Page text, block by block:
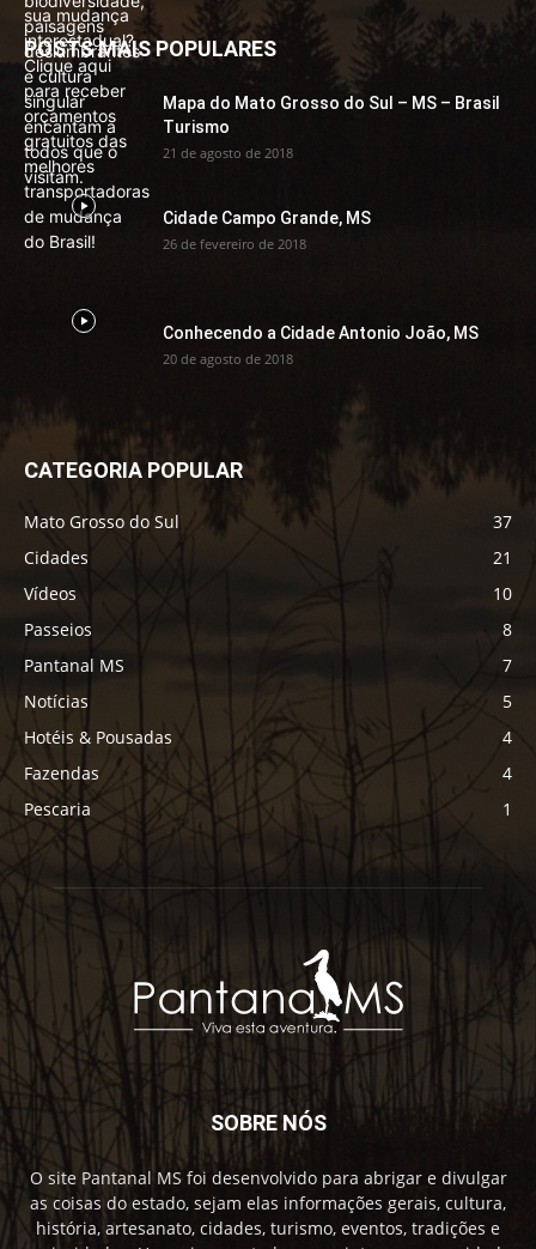
POSTS MAIS POPULARES
Mapa do Mato Grosso do Sul – MS – Brasil
Turismo
21 de agosto de 2018
Cidade Campo Grande, MS
26 de fevereiro de 2018
Conhecendo a Cidade Antonio João, MS
20 de agosto de 2018
CATEGORIA POPULAR
Mato Grosso do Sul
37
Cidades
21
Vídeos
10
Passeios
8
Pantanal MS
7
Notícias
5
Hotéis & Pousadas
4
Fazendas
4
Pescaria
1
SOBRE NÓS
O site Pantanal MS foi desenvolvido para abrigar e divulgar
as coisas do estado, sejam elas informações gerais, cultura,
história, artesanato, cidades, turismo, eventos, tradições e